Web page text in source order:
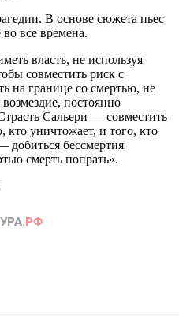
В основе сюжета пьес
все времена.
власть, не используя
совместить риск с
на границе со смертью, не
постоянно
Сальери — совместить
кто уничтожает, и того, кто
добиться бессмертия
смерть попрать».